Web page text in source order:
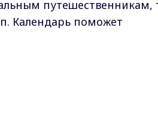
путешественникам,
Календарь поможет